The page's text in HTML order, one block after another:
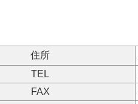
住所
TEL
FAX